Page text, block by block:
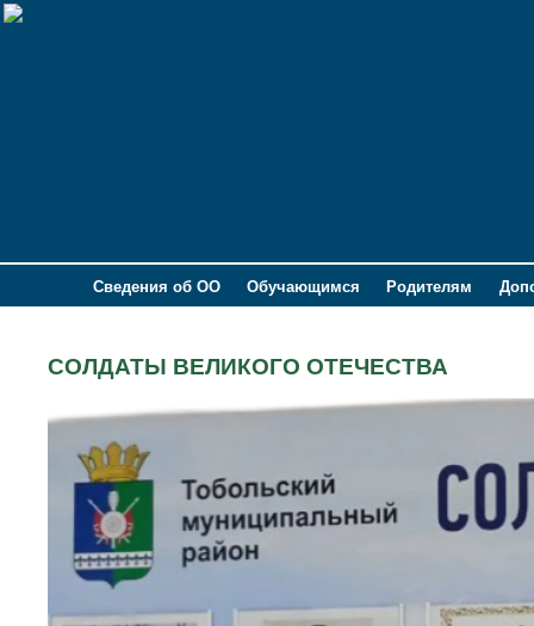
Сведения об ОО Обучающимся Родителям
СОЛДАТЫ ВЕЛИКОГО ОТЕЧЕСТВА